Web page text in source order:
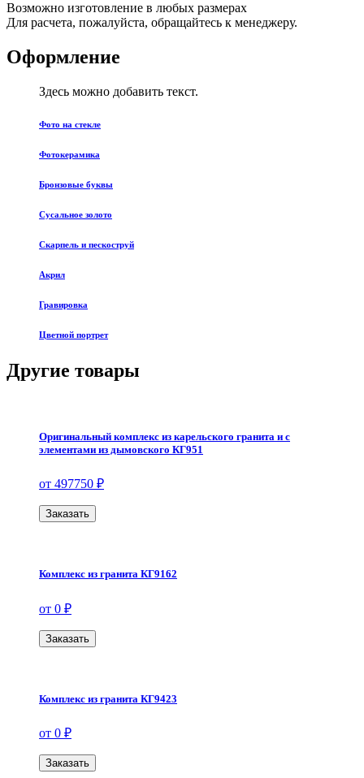
Возможно изготовление в любых размерах
Для расчета, пожалуйста, обращайтесь к менеджеру.
Оформление
Здесь можно добавить текст.
Фото на стекле
Фотокерамика
Бронзовые буквы
Сусальное золото
Скарпель и пескоструй
Акрил
Гравировка
Цветной портрет
Другие товары
Оригинальный комплекс из карельского гранита и с
элементами из дымовского КГ951
от 497750 ₽
Заказать
Комплекс из гранита КГ9162
от 0 ₽
Заказать
Комплекс из гранита КГ9423
от 0 ₽
Заказать